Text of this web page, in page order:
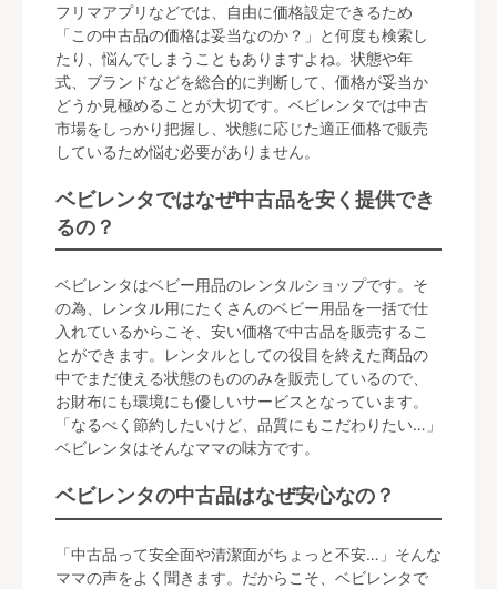
フリマアプリなどでは、自由に価格設定できるため
「この中古品の価格は妥当なのか？」と何度も検索し
たり、悩んでしまうこともありますよね。状態や年
式、ブランドなどを総合的に判断して、価格が妥当か
どうか見極めることが大切です。ベビレンタでは中古
市場をしっかり把握し、状態に応じた適正価格で販売
しているため悩む必要がありません。
ベビレンタではなぜ中古品を安く提供でき
るの？
ベビレンタはベビー用品のレンタルショップです。そ
の為、レンタル用にたくさんのベビー用品を一括で仕
入れているからこそ、安い価格で中古品を販売するこ
とができます。レンタルとしての役目を終えた商品の
中でまだ使える状態のもののみを販売しているので、
お財布にも環境にも優しいサービスとなっています。
「なるべく節約したいけど、品質にもこだわりたい…」
ベビレンタはそんなママの味方です。
ベビレンタの中古品はなぜ安心なの？
「中古品って安全面や清潔面がちょっと不安…」そんな
ママの声をよく聞きます。だからこそ、ベビレンタで